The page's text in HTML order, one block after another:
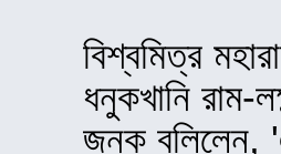
বিশ্বমিত্র
ধনুকখানি রাম-
জনক বলিলেন,